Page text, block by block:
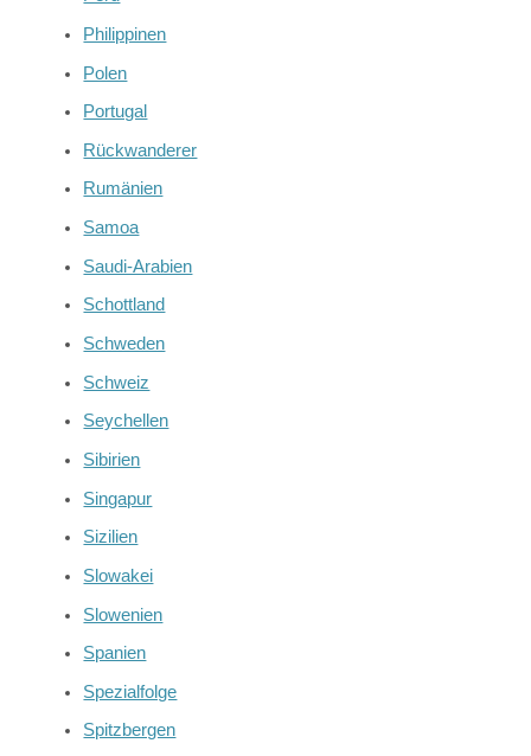
Philippinen
Polen
Portugal
Rückwanderer
Rumänien
Samoa
Saudi-Arabien
Schottland
Schweden
Schweiz
Seychellen
Sibirien
Singapur
Sizilien
Slowakei
Slowenien
Spanien
Spezialfolge
Spitzbergen